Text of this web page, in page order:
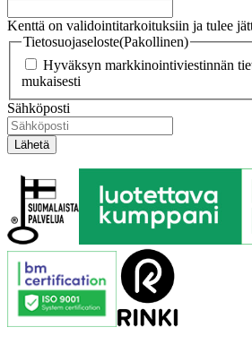
Kenttä on validointitarkoituksiin ja tulee
Tietosuojaseloste(Pakollinen)
Hyväksyn markkinointiviestinnän
mukaisesti
Sähköposti